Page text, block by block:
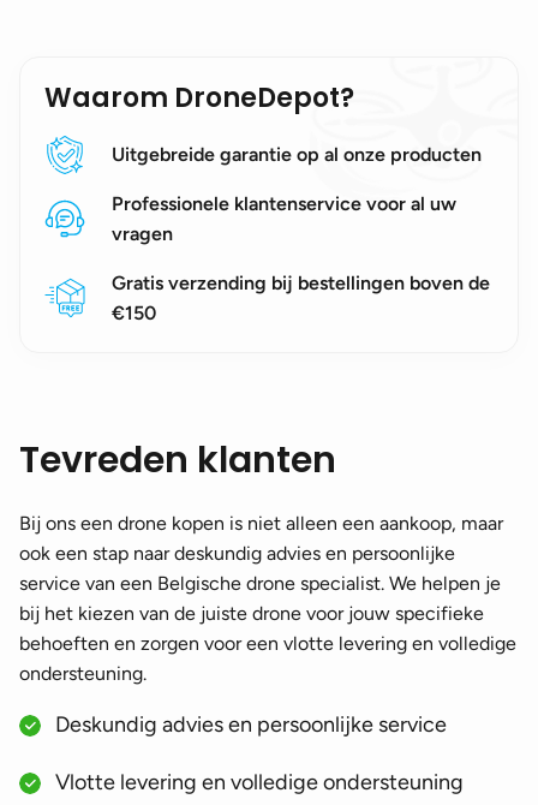
Waarom DroneDepot?
Uitgebreide garantie op al onze producten
Professionele klantenservice voor al uw
vragen
Gratis verzending bij bestellingen boven de
€150
Tevreden klanten
Bij ons een drone kopen is niet alleen een aankoop, maar
ook een stap naar deskundig advies en persoonlijke
service van een Belgische drone specialist. We helpen je
bij het kiezen van de juiste drone voor jouw specifieke
behoeften en zorgen voor een vlotte levering en volledige
ondersteuning.
Deskundig advies en persoonlijke service
Vlotte levering en volledige ondersteuning